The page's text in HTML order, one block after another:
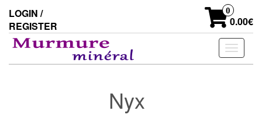
the
content
LOGIN /
REGISTER
0
0.00€
Toggle
Nyx